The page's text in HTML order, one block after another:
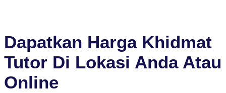
Dapatkan Harga Khidmat
Tutor Di Lokasi Anda Atau
Online